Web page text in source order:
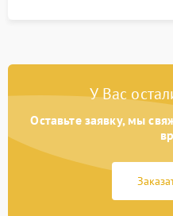
У Вас
Оставьте заявку, мы